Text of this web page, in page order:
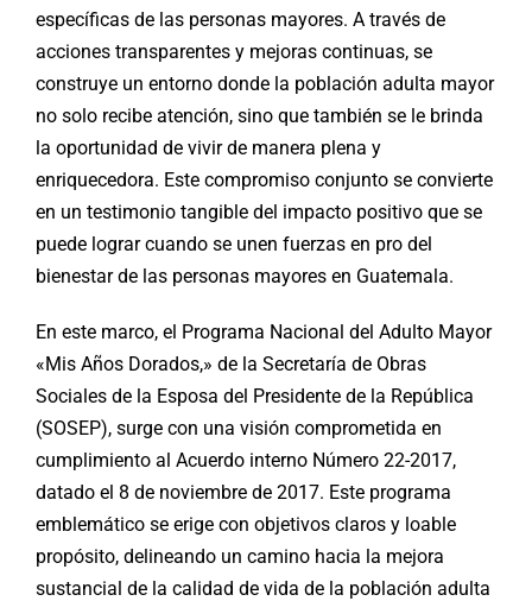
específicas de las personas mayores. A través de
acciones transparentes y mejoras continuas, se
construye un entorno donde la población adulta mayor
no solo recibe atención, sino que también se le brinda
la oportunidad de vivir de manera plena y
enriquecedora. Este compromiso conjunto se convierte
en un testimonio tangible del impacto positivo que se
puede lograr cuando se unen fuerzas en pro del
bienestar de las personas mayores en Guatemala.
En este marco, el Programa Nacional del Adulto Mayor
«Mis Años Dorados,» de la Secretaría de Obras
Sociales de la Esposa del Presidente de la República
(SOSEP), surge con una visión comprometida en
cumplimiento al Acuerdo interno Número 22-2017,
datado el 8 de noviembre de 2017. Este programa
emblemático se erige con objetivos claros y loable
propósito, delineando un camino hacia la mejora
sustancial de la calidad de vida de la población adulta